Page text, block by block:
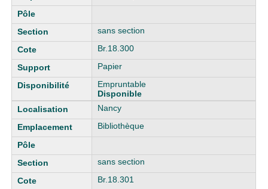
sans section
Br.18.300
Papier
Empruntable
Disponible
Nancy
Bibliothèque
sans section
Br.18.301